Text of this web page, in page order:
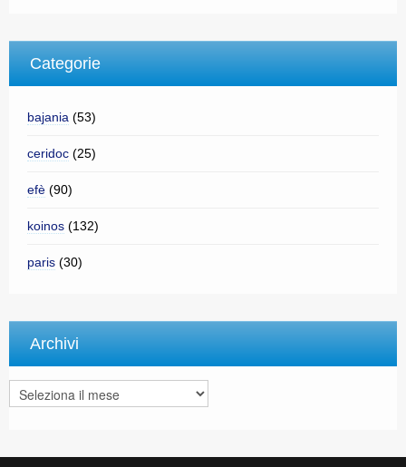
Categorie
bajania (53)
ceridoc (25)
efè (90)
koinos (132)
paris (30)
Archivi
Archivi